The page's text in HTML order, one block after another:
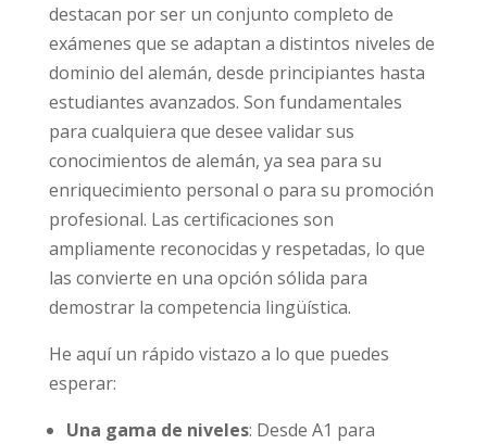
destacan por ser un conjunto completo de
exámenes que se adaptan a distintos niveles de
dominio del alemán, desde principiantes hasta
estudiantes avanzados. Son fundamentales
para cualquiera que desee validar sus
conocimientos de alemán, ya sea para su
enriquecimiento personal o para su promoción
profesional. Las certificaciones son
ampliamente reconocidas y respetadas, lo que
las convierte en una opción sólida para
demostrar la competencia lingüística.
He aquí un rápido vistazo a lo que puedes
esperar:
Una gama de niveles: Desde A1 para